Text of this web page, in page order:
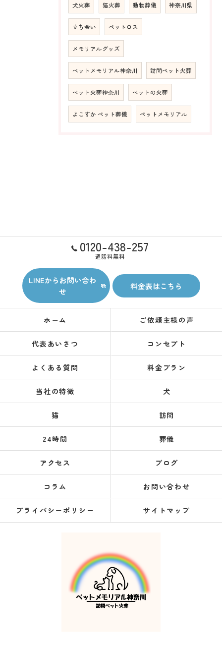
犬火葬 猫火葬 動物葬儀 神奈川県
立ち会い ペットロス
メモリアルグッズ
ペットメモリアル神奈川 訪問ペット火葬
ペット火葬神奈川 ペットの火葬
よこすか ペット葬儀 ペットメモリアル
0120-438-257
通話料無料
LINEからお問い合わ
せ
料金表はこちら
ホーム ご依頼主様の声
代表あいさつ コンセプト
よくある質問 料金プラン
当社の特徴 犬
猫 訪問
24時間 葬儀
アクセス ブログ
コラム お問い合わせ
プライバシーポリシー サイトマップ